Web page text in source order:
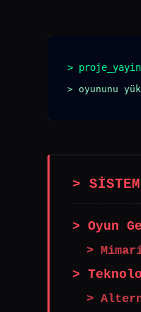
>
> oyununu
>
> Oyun
>
>
>